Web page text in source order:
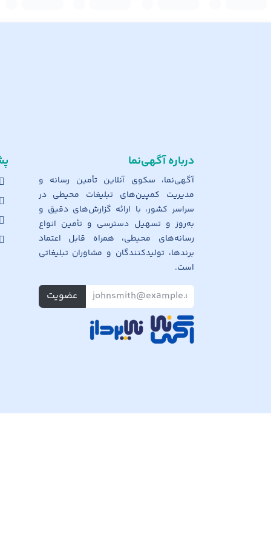
درباره آگهی‌نما
آگهی‌نما، سکوی آنلاین تأمین رسانه و
مدیریت کمپین‌های تبلیغات محیطی در
سراسر کشور، با ارائه گزارش‌های دقیق و
به‌روز و تسهیل دسترسی و تأمین انواع
رسانه‌های محیطی، همراه قابل اعتماد
برندها، تولیدکنندگان و مشاوران تبلیغاتی
است.
عضویت